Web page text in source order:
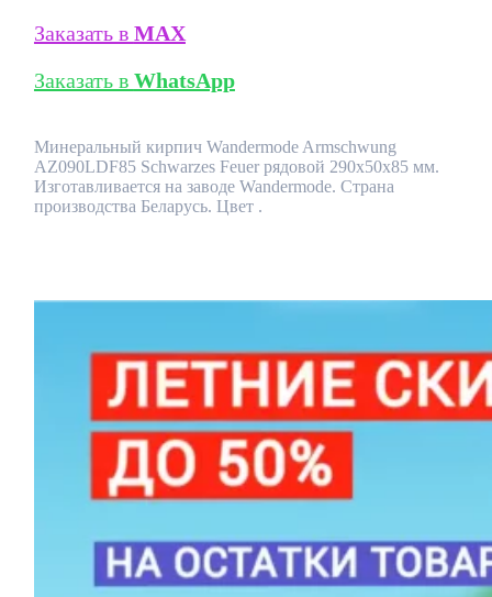
Заказать в MAX
Заказать в WhatsApp
Минеральный кирпич Wandermode Armschwung
AZ090LDF85 Schwarzes Feuer рядовой 290x50x85 мм.
Изготавливается на заводе Wandermode. Страна
производства Беларусь. Цвет .